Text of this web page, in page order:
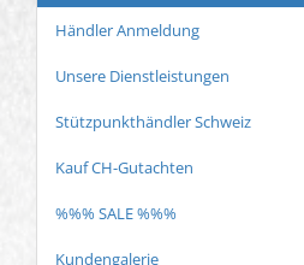
Händler Anmeldung
Unsere Dienstleistungen
Stützpunkthändler Schweiz
Kauf CH-Gutachten
%%% SALE %%%
Kundengalerie